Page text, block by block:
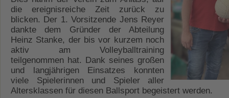
die ereignisreiche Zeit zurück zu
blicken. Der 1. Vorsitzende Jens Reyer
dankte dem Gründer der Abteilung
Heinz Stanke, der bis vor kurzem noch
aktiv am Volleyballtraining
teilgenommen hat. Dank seines großen
und langjährigen Einsatzes konnten
viele Spielerinnen und Spieler aller
Altersklassen für diesen Ballsport begeistert werden.